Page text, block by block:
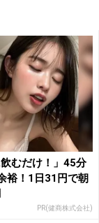
飲むだけ！」45分
裕！1日31円で朝
PR(健商株式会社)